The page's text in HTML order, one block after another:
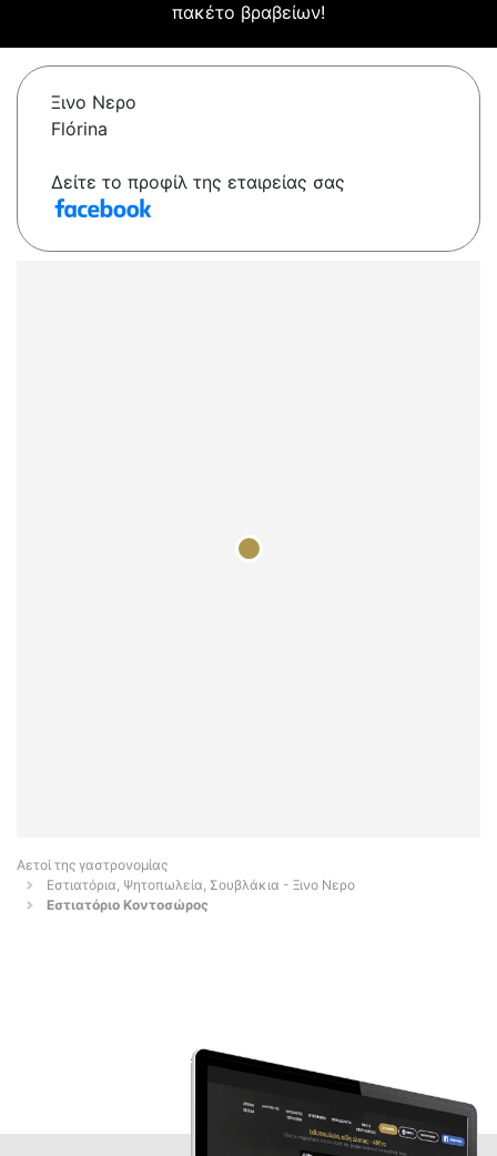
πακέτο βραβείων!
Ξινο Νερο
Flórina
Δείτε το προφίλ της εταιρείας σας
Αετοί της γαστρονομίας
Εστιατόρια, Ψητοπωλεία, Σουβλάκια - Ξινο Νερο
Εστιατόριο Κοντοσώρος